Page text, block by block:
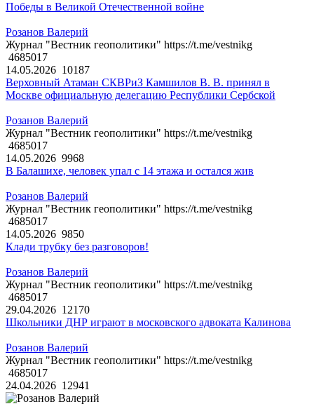
Победы в Великой Отечественной войне
Розанов Валерий
Журнал "Вестник геополитики" https://t.me/vestnikg
4685017
14.05.2026 10187
Верховный Атаман СКВРиЗ Камшилов В. В. принял в
Москве официальную делегацию Республики Сербской
Розанов Валерий
Журнал "Вестник геополитики" https://t.me/vestnikg
4685017
14.05.2026 9968
В Балашихе, человек упал с 14 этажа и остался жив
Розанов Валерий
Журнал "Вестник геополитики" https://t.me/vestnikg
4685017
14.05.2026 9850
Клади трубку без разговоров!
Розанов Валерий
Журнал "Вестник геополитики" https://t.me/vestnikg
4685017
29.04.2026 12170
Школьники ДНР играют в московского адвоката Калинова
Розанов Валерий
Журнал "Вестник геополитики" https://t.me/vestnikg
4685017
24.04.2026 12941